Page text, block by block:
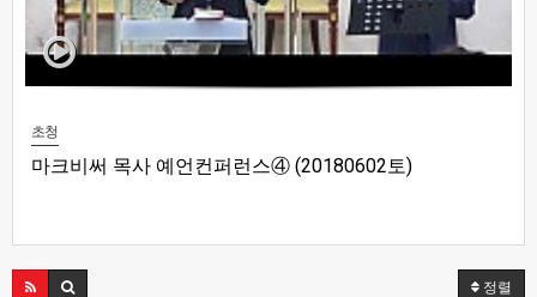
초청
마크비써 목사 예언컨퍼런스④ (20180602토)
정렬